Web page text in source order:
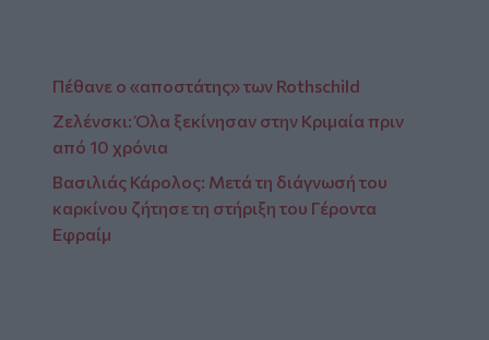
Πέθανε ο «αποστάτης» των Rothschild
Ζελένσκι: Όλα ξεκίνησαν στην Κριμαία πριν
από 10 χρόνια
Βασιλιάς Κάρολος: Μετά τη διάγνωσή του
καρκίνου ζήτησε τη στήριξη του Γέροντα
Εφραίμ